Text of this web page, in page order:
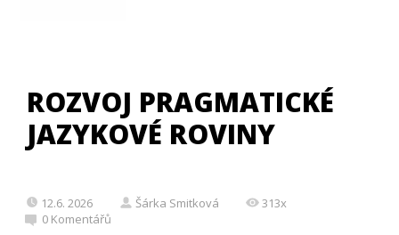
ROZVOJ PRAGMATICKÉ
JAZYKOVÉ ROVINY
12.6. 2026 Šárka Smitková
313x
0 Komentářů